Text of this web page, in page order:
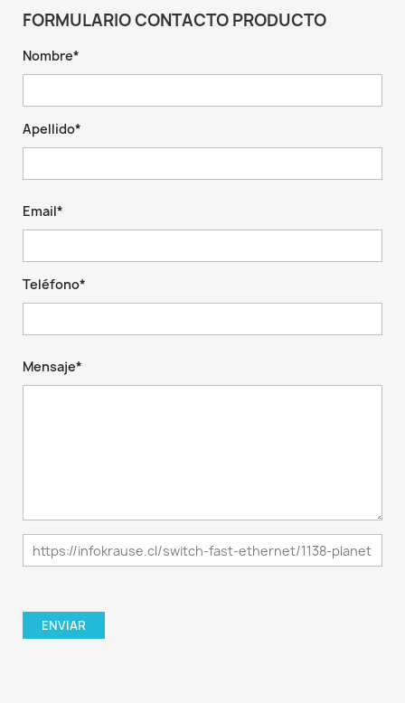
FORMULARIO CONTACTO PRODUCTO
Nombre*
Apellido*
Email*
Teléfono*
Mensaje*